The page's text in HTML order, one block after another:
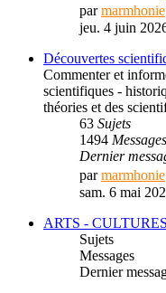
parmarmhonie
jeu. 4 juin
Découvertes
Commenter et
scientifiques -
théories et des
63 Sujets
1494 Messages
Dernier
parmarmhonie
sam. 6 mai
ARTS -
Sujets
Messages
Dernier